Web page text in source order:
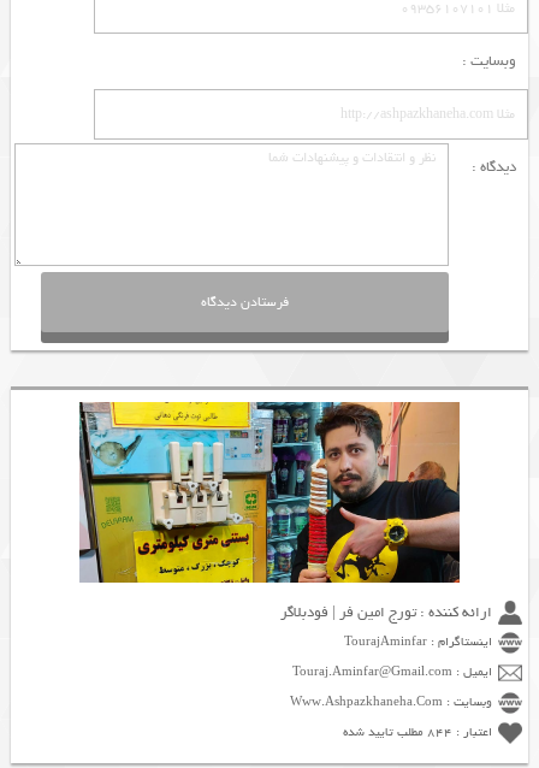
وبسایت :
دیدگاه :
ارائه کننده : تورج امین فر | فودبلاگر
اینستاگرام : TourajAminfar
ایمیل : Touraj.Aminfar@Gmail.com
وبسایت : Www.Ashpazkhaneha.Com
اعتبار : 844 مطلب تایید شده